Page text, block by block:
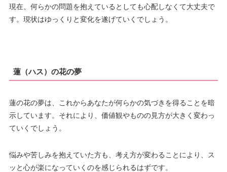
現在、何らかの問題を抱えているとしても心配しなくて大丈夫で
す。現状はゆっくりと変化を遂げていくでしょう。
蓮（ハス）の花の夢
蓮の花の夢は、これからあなたが何らかの気づきを得ることを暗
示しています。それにより、価値観やものの見方が大きく変わっ
ていくでしょう。
悩みや苦しみを抱えていた方も、考え方が変わることにより、ス
ッと心が楽になっていくのを感じられるはずです。